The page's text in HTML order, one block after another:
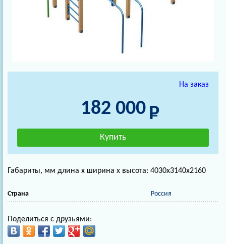
На заказ
182 000
Габариты, мм длина х ширина х высота: 4030х3140х2160
Страна Россия
Поделиться с друзьями: